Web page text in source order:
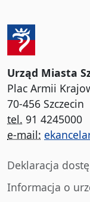
Urząd Miasta
Plac Armii
70-456 Szczecin
tel. 91 4245000
e-mail:
Deklaracja
Informacja o